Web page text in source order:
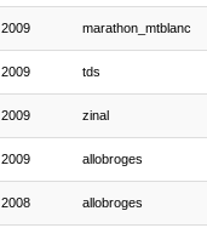
2009 marathon_mtblanc
2009 tds
2009 zinal
2009 allobroges
2008 allobroges